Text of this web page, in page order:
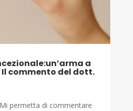
a
commento del dott.
permetta di commentare